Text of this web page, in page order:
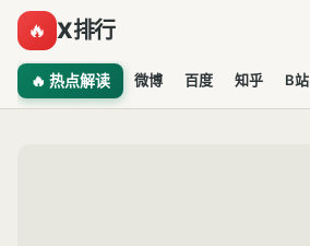
🔥 X排行
🔥 热点解读 微博 百度 知乎 B站